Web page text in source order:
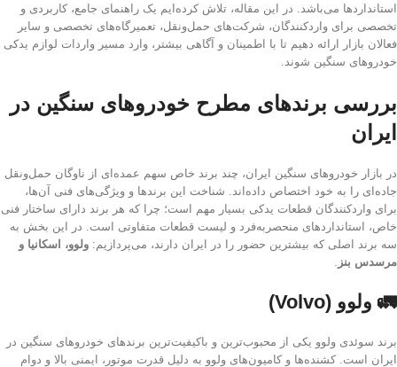
استانداردها می‌باشد. در این مقاله، تلاش کرده‌ایم یک راهنمای جامع، کاربردی و
تخصصی برای واردکنندگان، شرکت‌های حمل‌ونقل، تعمیرگاه‌های تخصصی و سایر
فعالان بازار ارائه دهیم تا با اطمینان و آگاهی بیشتر، وارد مسیر واردات لوازم یدکی
خودروهای سنگین شوند.
بررسی برندهای مطرح خودروهای سنگین در
ایران
در بازار خودروهای سنگین ایران، چند برند خاص سهم عمده‌ای از ناوگان حمل‌ونقل
جاده‌ای را به خود اختصاص داده‌اند. شناخت این برندها و ویژگی‌های فنی آن‌ها،
برای واردکنندگان قطعات یدکی بسیار مهم است؛ چرا که هر برند دارای ساختار فنی
خاص، استانداردهای منحصربه‌فرد و لیست قطعات متفاوتی است. در این بخش به
سه برند اصلی که بیشترین حضور را در ایران دارند، می‌پردازیم: ولوو، اسکانیا و
مرسدس بنز
🚛 ولوو (Volvo)
برند سوئدی ولوو یکی از محبوب‌ترین و باکیفیت‌ترین برندهای خودروهای سنگین در
ایران است. کشنده‌ها و کامیون‌های ولوو به دلیل قدرت موتور، ایمنی بالا و دوام